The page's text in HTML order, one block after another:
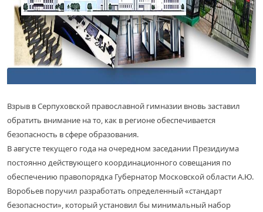
Взрыв в Серпуховской православной гимназии вновь заставил
обратить внимание на то, как в регионе обеспечивается
безопасность в сфере образования.
В августе текущего года на очередном заседании Президиума
постоянно действующего координационного совещания по
обеспечению правопорядка Губернатор Московской области А.Ю.
Воробьев поручил разработать определенный «стандарт
безопасности», который установил бы минимальный набор